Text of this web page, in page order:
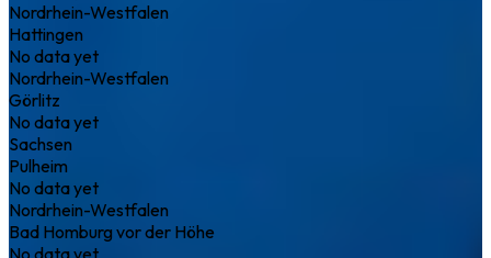
Nordrhein-Westfalen
Hattingen
No data yet
Nordrhein-Westfalen
Görlitz
No data yet
Sachsen
Pulheim
No data yet
Nordrhein-Westfalen
Bad Homburg vor der Höhe
No data yet